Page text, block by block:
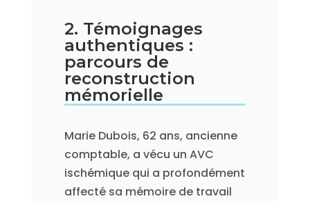
2. Témoignages
authentiques :
parcours de
reconstruction
mémorielle
Marie Dubois, 62 ans, ancienne
comptable, a vécu un AVC
ischémique qui a profondément
affecté sa mémoire de travail